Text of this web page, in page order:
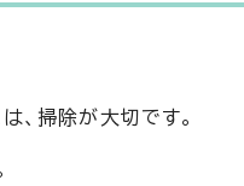
、掃除が大切です。